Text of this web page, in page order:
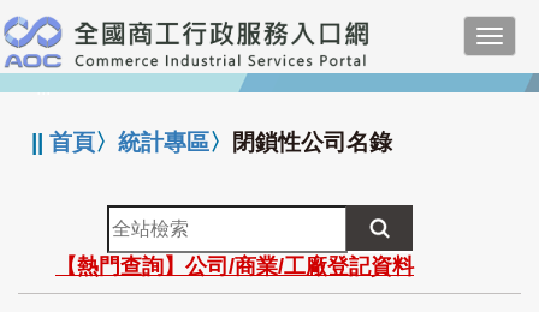
跳
到
主
要
:::
||首頁〉統計專區〉 閉鎖性公司名錄
全
站
檢
索
【熱門查詢】公司/商業/工廠登記資料